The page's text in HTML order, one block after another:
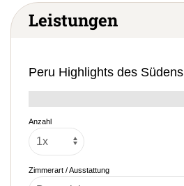
Leistungen
Peru Highlights des Südens
Anzahl
Zimmerart / Ausstattung